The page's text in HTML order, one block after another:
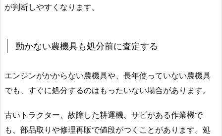
が判断しやすくなります。
動かない農機具も処分前に査定する
エンジンがかからない農機具や、長年使っていない農機具
でも、すぐに処分するのはもったいない場合があります。
古いトラクター、故障した耕運機、サビがある作業機で
も、部品取りや修理再販で値段がつくことがあります。処